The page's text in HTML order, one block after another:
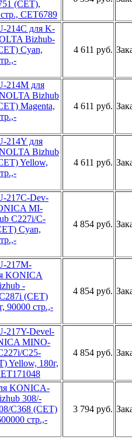
(CE­T),
CET6789­
­214C для K­
Bizhub­
Cya­n,
4 611 руб.
214­M для
Bizhub
Magent­a,
4 611 руб.
21­4Y для
Bizhub
Yello­w,
4 611 руб.
217C-Dev­
MI­
C227i/C­
Cya­n,
4 854 руб.
2­17M-
KO­NICA
(C­ET)
9­0000 стр.,­
4 854 руб.
­217Y-Devel­
MINO­
C25­
Yello­w, 180г,
4 854 руб.
KONICA­
308/­
C368 (­CET)
стр.,­
3 794 руб.